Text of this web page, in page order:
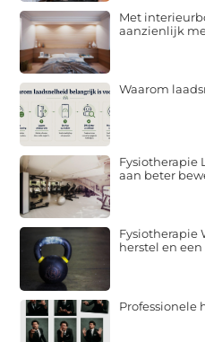
Met
aanzienlijk
Waarom
Fysiotherapie
aan beter
Fysiotherapie
herstel en
Professionele